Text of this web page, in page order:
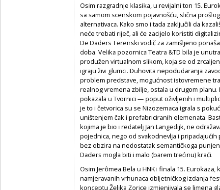
Osim razgradnje klasika, u revijalni ton 15.
sa samom scenskom pojavnošću, slična
alternativaca. Kako smo i tada zaključili da
neće trebati riječ, ali će zacijelo koristiti
De Daders Terenski vodič za zamišljeno
doba. Velika pozornica Teatra &TD bila je
produžen virtualnom slikom, koja se od
igraju živi glumci. Duhovita nepodudaranja
problem predstave, mogućnost istovremene
realnog vremena zbilje, ostala u drugom
pokazala u Tvornici — poput oživljenih i
je to i četvorica su se Nizozemaca igrala s
uništenjem čak i prefabriciranih elemenata.
kojima je bio i redatelj Jan Langedijk, ne
pojednica, nego od svakodnevlja i
bez obzira na nedostatak semantičkoga
Daders mogla biti i malo (barem trećinu) kraći.
Osim Jerômea Bela u HNK i finala 15.
namjeravanih vrhunaca obljetničkog izdanja
konceptu Željka Zorice izmjenjivala se limena